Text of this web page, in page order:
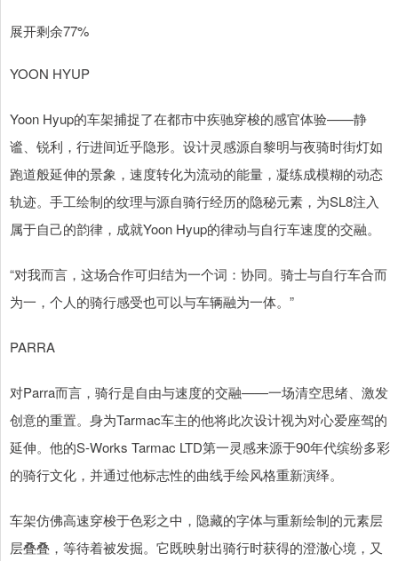
展开剩余77%
YOON HYUP
Yoon Hyup的车架捕捉了在都市中疾驰穿梭的感官体验——静
谧、锐利，行进间近乎隐形。设计灵感源自黎明与夜骑时街灯如
跑道般延伸的景象，速度转化为流动的能量，凝练成模糊的动态
轨迹。手工绘制的纹理与源自骑行经历的隐秘元素，为SL8注入
属于自己的韵律，成就Yoon Hyup的律动与自行车速度的交融。
“对我而言，这场合作可归结为一个词：协同。骑士与自行车合而
为一，个人的骑行感受也可以与车辆融为一体。”
PARRA
对Parra而言，骑行是自由与速度的交融——一场清空思绪、激发
创意的重置。身为Tarmac车主的他将此次设计视为对心爱座驾的
延伸。他的S-Works Tarmac LTD第一灵感来源于90年代缤纷多彩
的骑行文化，并通过他标志性的曲线手绘风格重新演绎。
车架仿佛高速穿梭于色彩之中，隐藏的字体与重新绘制的元素层
层叠叠，等待着被发掘。它既映射出骑行时获得的澄澈心境，又